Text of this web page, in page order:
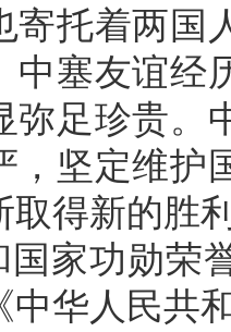
寄托着两国
中塞友谊经
弥足珍贵。
，坚定维护
取得新的胜
国家功勋荣
中华人民共